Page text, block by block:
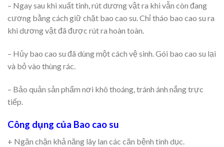
– Ngay sau khi xuất tinh, rút dương vật ra khi vẫn còn đang
cương bằng cách giữ chặt bao cao su. Chỉ tháo bao cao su ra
khi dương vật đã được rút ra hoàn toàn.
– Hủy bao cao su đã dùng một cách vệ sinh. Gói bao cao su lại
và bỏ vào thùng rác.
– Bảo quản sản phẩm nơi khô thoáng, tránh ánh nắng trực
tiếp.
Công dụng của Bao cao su
+ Ngăn chặn khả năng lây lan các căn bệnh tình dục.